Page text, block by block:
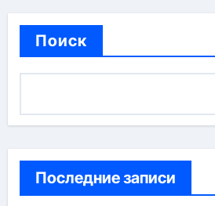
Поиск
Последние записи